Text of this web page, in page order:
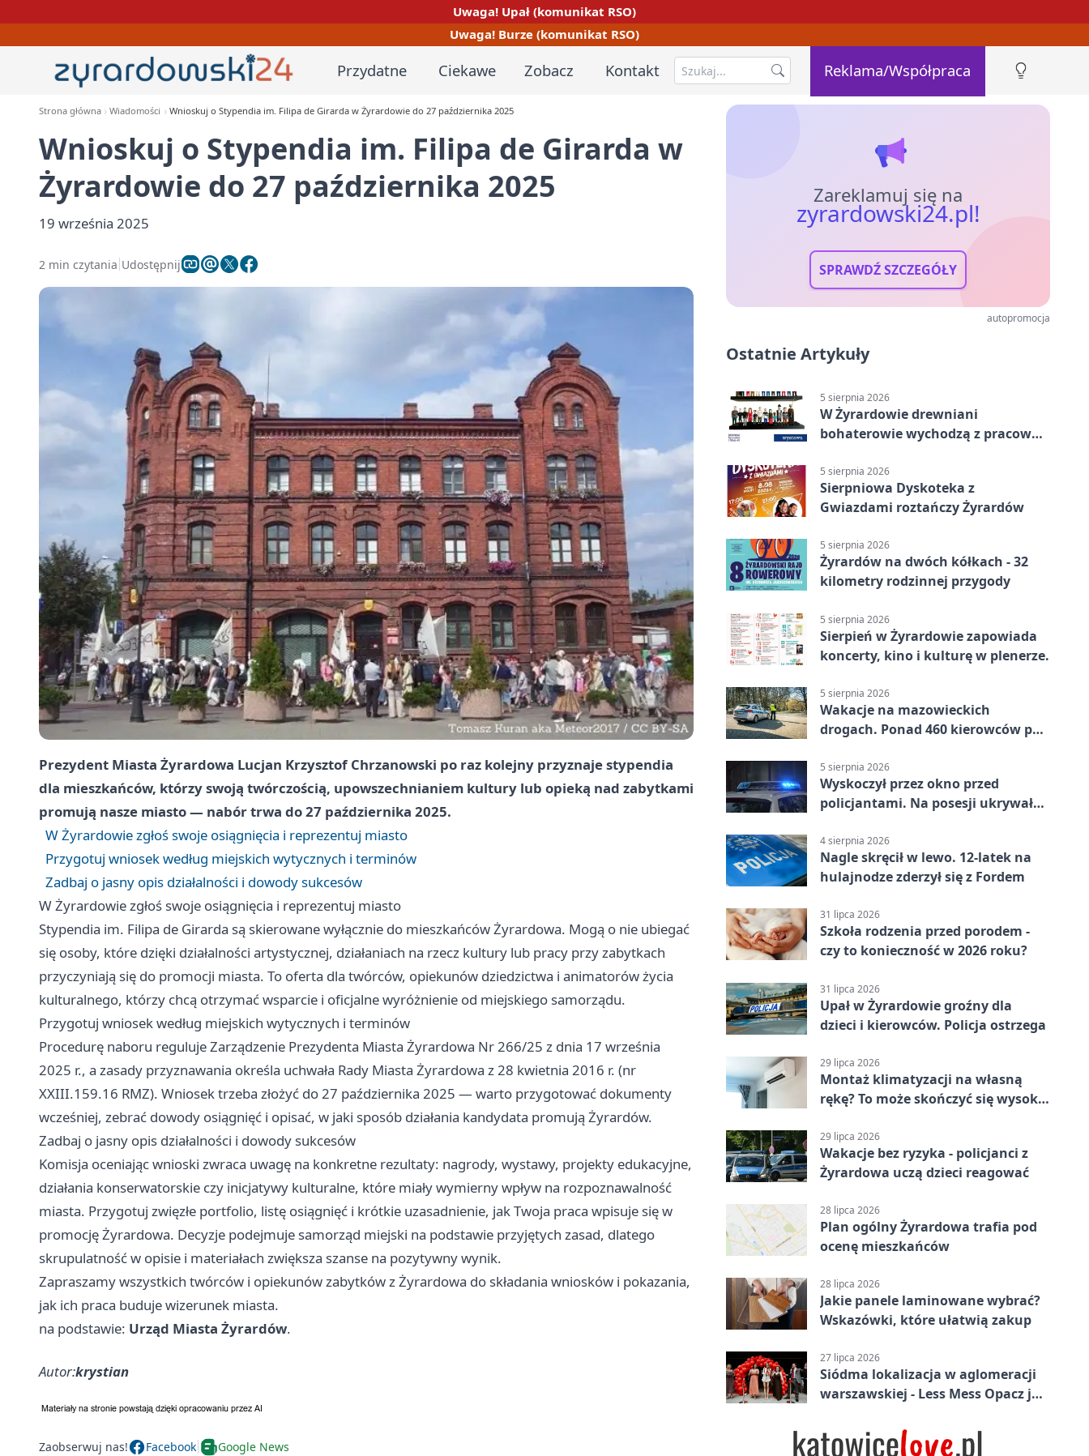
Uwaga! Upał (komunikat RSO)
Uwaga! Burze (komunikat RSO)
Przydatne Ciekawe Zobacz Kontakt Reklama/Współpraca
Strona główna Wiadomości Wnioskuj o Stypendia im. Filipa de Girarda w Żyrardowie do 27 października 2025
Wnioskuj o Stypendia im. Filipa de Girarda w
Żyrardowie do 27 października 2025
19 września 2025
2 min czytania Udostępnij
Prezydent Miasta Żyrardowa Lucjan Krzysztof Chrzanowski po raz kolejny przyznaje stypendia
dla mieszkańców, którzy swoją twórczością, upowszechnianiem kultury lub opieką nad zabytkami
promują nasze miasto — nabór trwa do 27 października 2025.
W Żyrardowie zgłoś swoje osiągnięcia i reprezentuj miasto
Przygotuj wniosek według miejskich wytycznych i terminów
Zadbaj o jasny opis działalności i dowody sukcesów
W Żyrardowie zgłoś swoje osiągnięcia i reprezentuj miasto
Stypendia im. Filipa de Girarda są skierowane wyłącznie do mieszkańców Żyrardowa. Mogą o nie ubiegać
się osoby, które dzięki działalności artystycznej, działaniach na rzecz kultury lub pracy przy zabytkach
przyczyniają się do promocji miasta. To oferta dla twórców, opiekunów dziedzictwa i animatorów życia
kulturalnego, którzy chcą otrzymać wsparcie i oficjalne wyróżnienie od miejskiego samorządu.
Przygotuj wniosek według miejskich wytycznych i terminów
Procedurę naboru reguluje Zarządzenie Prezydenta Miasta Żyrardowa Nr 266/25 z dnia 17 września
2025 r., a zasady przyznawania określa uchwała Rady Miasta Żyrardowa z 28 kwietnia 2016 r. (nr
XXIII.159.16 RMZ). Wniosek trzeba złożyć do 27 października 2025 — warto przygotować dokumenty
wcześniej, zebrać dowody osiągnięć i opisać, w jaki sposób działania kandydata promują Żyrardów.
Zadbaj o jasny opis działalności i dowody sukcesów
Komisja oceniając wnioski zwraca uwagę na konkretne rezultaty: nagrody, wystawy, projekty edukacyjne,
działania konserwatorskie czy inicjatywy kulturalne, które miały wymierny wpływ na rozpoznawalność
miasta. Przygotuj zwięzłe portfolio, listę osiągnięć i krótkie uzasadnienie, jak Twoja praca wpisuje się w
promocję Żyrardowa. Decyzje podejmuje samorząd miejski na podstawie przyjętych zasad, dlatego
skrupulatność w opisie i materiałach zwiększa szanse na pozytywny wynik.
Zapraszamy wszystkich twórców i opiekunów zabytków z Żyrardowa do składania wniosków i pokazania,
jak ich praca buduje wizerunek miasta.
na podstawie: Urząd Miasta Żyrardów.
Autor:krystian
Zaobserwuj nas! Facebook Google News
Zareklamuj się na
zyrardowski24.pl!
SPRAWDŹ SZCZEGÓŁY
autopromocja
Ostatnie Artykuły
5 sierpnia 2026
W Żyrardowie drewniani
bohaterowie wychodzą z pracowni
5 sierpnia 2026
Sierpniowa Dyskoteka z
Gwiazdami roztańczy Żyrardów
5 sierpnia 2026
Żyrardów na dwóch kółkach - 32
kilometry rodzinnej przygody
5 sierpnia 2026
Sierpień w Żyrardowie zapowiada
koncerty, kino i kulturę w plenerze.
5 sierpnia 2026
Wakacje na mazowieckich
drogach. Ponad 460 kierowców po
5 sierpnia 2026
Wyskoczył przez okno przed
policjantami. Na posesji ukrywał
4 sierpnia 2026
Nagle skręcił w lewo. 12-latek na
hulajnodze zderzył się z Fordem
31 lipca 2026
Szkoła rodzenia przed porodem -
czy to konieczność w 2026 roku?
31 lipca 2026
Upał w Żyrardowie groźny dla
dzieci i kierowców. Policja ostrzega
29 lipca 2026
Montaż klimatyzacji na własną
rękę? To może skończyć się wysoką
29 lipca 2026
Wakacje bez ryzyka - policjanci z
Żyrardowa uczą dzieci reagować
28 lipca 2026
Plan ogólny Żyrardowa trafia pod
ocenę mieszkańców
28 lipca 2026
Jakie panele laminowane wybrać?
Wskazówki, które ułatwią zakup
27 lipca 2026
Siódma lokalizacja w aglomeracji
warszawskiej - Less Mess Opacz już